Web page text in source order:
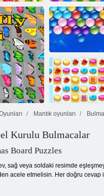
Maç Arena
Sonsuz Bubbles
Kurabiye ezmesi
2
Mantık oyunları
Kurulu Bulmacalar
Board Puzzles
sağ veya soldaki resimde
acele etmelisin. Her doğru cevap